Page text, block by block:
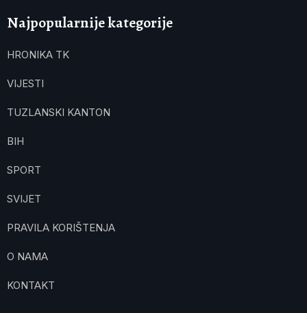
Najpopularnije kategorije
HRONIKA TK
VIJESTI
TUZLANSKI KANTON
BIH
SPORT
SVIJET
PRAVILA KORIŠTENJA
O NAMA
KONTAKT